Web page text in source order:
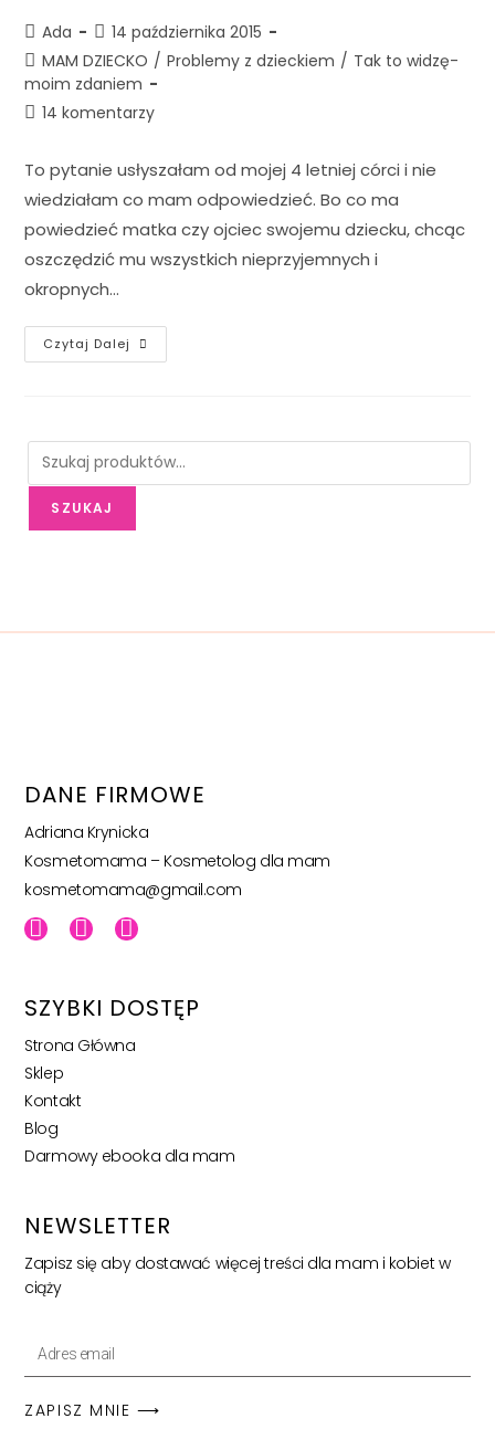
Ada
14 października 2015
MAM DZIECKO / Problemy z dzieckiem / Tak to widzę-
moim zdaniem
14 komentarzy
To pytanie usłyszałam od mojej 4 letniej córci i nie
wiedziałam co mam odpowiedzieć. Bo co ma
powiedzieć matka czy ojciec swojemu dziecku, chcąc
oszczędzić mu wszystkich nieprzyjemnych i
okropnych…
Czytaj Dalej
SZUKAJ
DANE FIRMOWE
Adriana Krynicka
Kosmetomama – Kosmetolog dla mam
kosmetomama@gmail.com
SZYBKI DOSTĘP
Strona Główna
Sklep
Kontakt
Blog
Darmowy ebooka dla mam
NEWSLETTER
Zapisz się aby dostawać więcej treści dla mam i kobiet w
ciąży
ZAPISZ MNIE ⟶